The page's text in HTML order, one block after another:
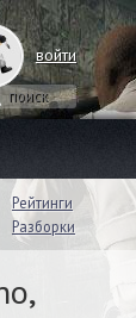
войти
Рейтинги
Разборки